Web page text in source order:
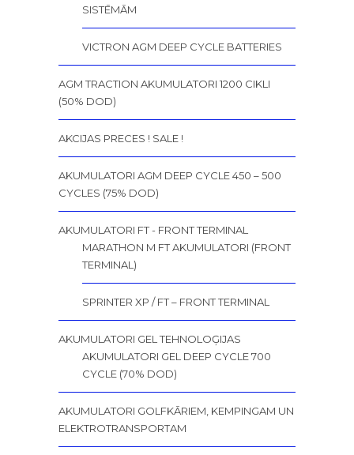
SISTĒMĀM
VICTRON AGM DEEP CYCLE BATTERIES
AGM TRACTION AKUMULATORI 1200 CIKLI
(50% DOD)
AKCIJAS PRECES ! SALE !
AKUMULATORI AGM DEEP CYCLE 450 – 500
CYCLES (75% DOD)
AKUMULATORI FT - FRONT TERMINAL
MARATHON M FT AKUMULATORI (FRONT
TERMINAL)
SPRINTER XP / FT – FRONT TERMINAL
AKUMULATORI GEL TEHNOLOĢIJAS
AKUMULATORI GEL DEEP CYCLE 700
CYCLE (70% DOD)
AKUMULATORI GOLFKĀRIEM, KEMPINGAM UN
ELEKTROTRANSPORTAM